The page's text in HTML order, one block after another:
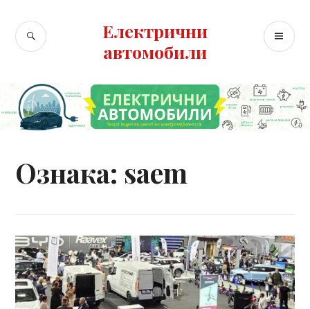
content
Електрични
автомобили
SEARCH
Ознака: saem